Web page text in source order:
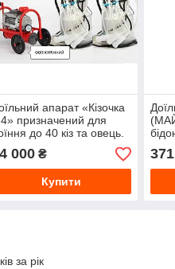
апарат «Кізочка
призначений для
до 40 кіз та овець.
000₴
Купити
371
за рік